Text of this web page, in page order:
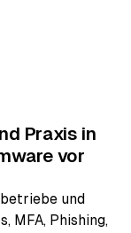
Praxis in
vor
und
MFA, Phishing,